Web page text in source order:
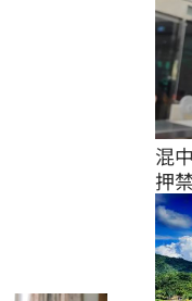
混
押